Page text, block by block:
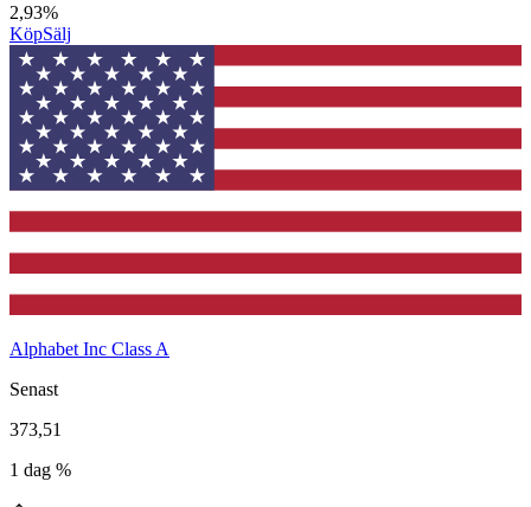
2,93%
KöpSälj
Alphabet Inc Class A
Senast
373,51
1 dag %